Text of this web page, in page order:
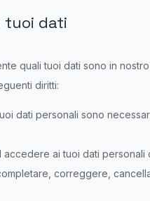
tuoi dati
quali tuoi dati sono in
diritti:
dati personali sono
ai tuoi dati personali
correggere,